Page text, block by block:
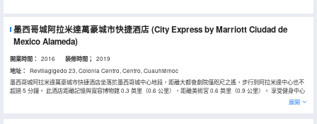
墨西哥城阿拉米達萬豪城市快捷酒店(City Express by Marriott Ciudad de
Mexico Alameda)
開業時間： 2016 装修時間； 2019
地址：
Revillagigedo 23, Colonia Centro, Centro, Cuauhtémoc
墨西哥城阿拉米達萬豪城市快捷酒店坐落於墨西哥城中心地段，距離大都會劇院僅咫尺之遙，步行到阿拉米達中心也不
超過 5 分鐘。 此酒店距離記憶與寬容博物館 0.3 英里（0.6 公里），距離美術宮 0.6 英里（0.9 公里）。 享受健身中心
等度假設施，或者到露台欣賞美景。此酒店還提供免費 WiFi、公共區電視和宴會廳。 您可以到餐廳享用一頓美餐，也
展開